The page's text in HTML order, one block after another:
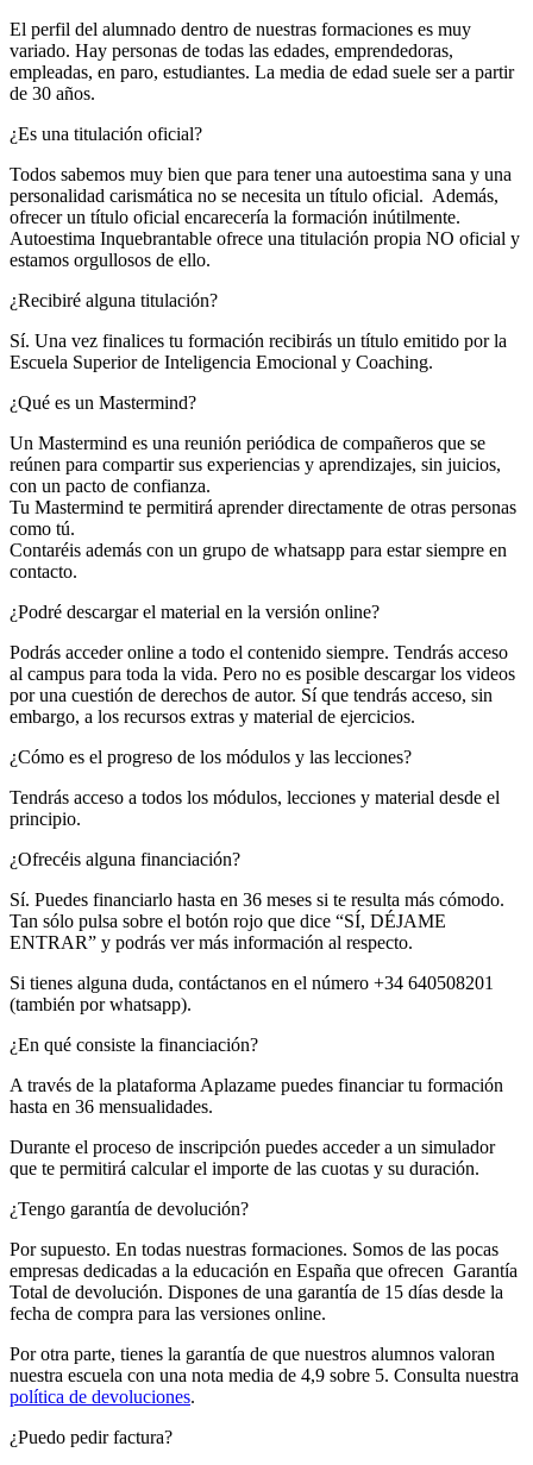
El perfil del alumnado dentro de nuestras formaciones es muy
variado. Hay personas de todas las edades, emprendedoras,
empleadas, en paro, estudiantes. La media de edad suele ser a partir
de 30 años.
¿Es una titulación oficial?
Todos sabemos muy bien que para tener una autoestima sana y una
personalidad carismática no se necesita un título oficial. Además,
ofrecer un título oficial encarecería la formación inútilmente.
Autoestima Inquebrantable ofrece una titulación propia NO oficial y
estamos orgullosos de ello.
¿Recibiré alguna titulación?
Sí. Una vez finalices tu formación recibirás un título emitido por la
Escuela Superior de Inteligencia Emocional y Coaching.
¿Qué es un Mastermind?
Un Mastermind es una reunión periódica de compañeros que se
reúnen para compartir sus experiencias y aprendizajes, sin juicios,
con un pacto de confianza.
Tu Mastermind te permitirá aprender directamente de otras personas
como tú.
Contaréis además con un grupo de whatsapp para estar siempre en
contacto.
¿Podré descargar el material en la versión online?
Podrás acceder online a todo el contenido siempre. Tendrás acceso
al campus para toda la vida. Pero no es posible descargar los videos
por una cuestión de derechos de autor. Sí que tendrás acceso, sin
embargo, a los recursos extras y material de ejercicios.
¿Cómo es el progreso de los módulos y las lecciones?
Tendrás acceso a todos los módulos, lecciones y material desde el
principio.
¿Ofrecéis alguna financiación?
Sí. Puedes financiarlo hasta en 36 meses si te resulta más cómodo.
Tan sólo pulsa sobre el botón rojo que dice “SÍ, DÉJAME
ENTRAR” y podrás ver más información al respecto.
Si tienes alguna duda, contáctanos en el número +34 640508201
(también por whatsapp).
¿En qué consiste la financiación?
A través de la plataforma Aplazame puedes financiar tu formación
hasta en 36 mensualidades.
Durante el proceso de inscripción puedes acceder a un simulador
que te permitirá calcular el importe de las cuotas y su duración.
¿Tengo garantía de devolución?
Por supuesto. En todas nuestras formaciones. Somos de las pocas
empresas dedicadas a la educación en España que ofrecen Garantía
Total de devolución. Dispones de una garantía de 15 días desde la
fecha de compra para las versiones online.
Por otra parte, tienes la garantía de que nuestros alumnos valoran
nuestra escuela con una nota media de 4,9 sobre 5. Consulta nuestra
política de devoluciones.
¿Puedo pedir factura?